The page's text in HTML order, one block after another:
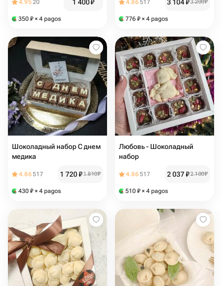
4.9520 1 400₽
350 ₽ × 4 pagos
4.86517 3 104₽3 200₽
776 ₽ × 4 pagos
Шоколадный набор С днем
медика
4.86517 1 720₽1 810₽
430 ₽ × 4 pagos
Любовь - Шоколадный
набор
4.86517 2 037₽2 100₽
510 ₽ × 4 pagos